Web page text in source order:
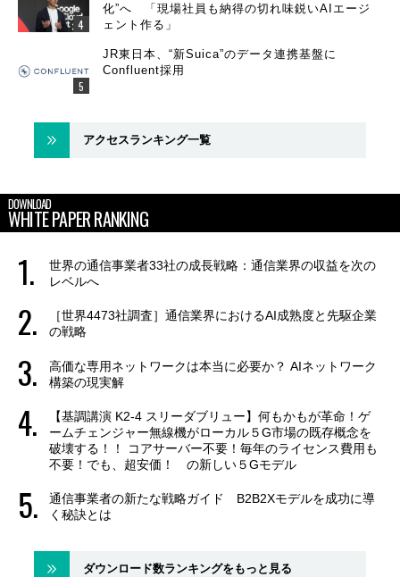
化”へ 「現場社員も納得の切れ味鋭いAIエージ
ェント作る」
JR東日本、“新Suica”のデータ連携基盤に
Confluent採用
アクセスランキング一覧
DOWNLOAD
WHITE PAPER RANKING
世界の通信事業者33社の成長戦略：通信業界の収益を次の
レベルへ
［世界4473社調査］通信業界におけるAI成熟度と先駆企業
の戦略
高価な専用ネットワークは本当に必要か？ AIネットワーク
構築の現実解
【基調講演 K2-4 スリーダブリュー】何もかもが革命！ゲ
ームチェンジャー無線機がローカル５G市場の既存概念を
破壊する！！ コアサーバー不要！毎年のライセンス費用も
不要！でも、超安価！ の新しい５Gモデル
通信事業者の新たな戦略ガイド B2B2Xモデルを成功に導
く秘訣とは
ダウンロード数ランキングをもっと見る